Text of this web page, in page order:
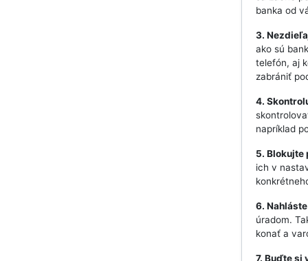
banka od
3.
ako sú
telefón, aj
zabrániť
4.
napríklad
5. Blokujte
ich v
6.
úradom.
konať a
7. Buďte si